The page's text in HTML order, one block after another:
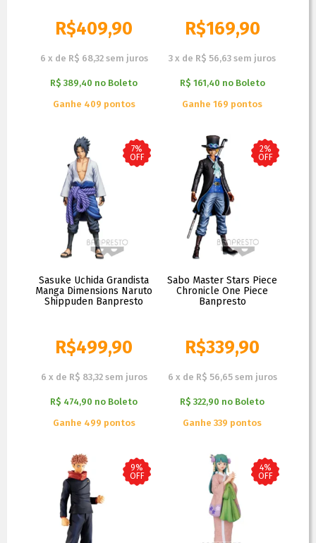
R$409,90
6 x de R$ 68,32 sem juros
R$ 389,40 no Boleto
Ganhe 409 pontos
R$169,90
3 x de R$ 56,63 sem juros
R$ 161,40 no Boleto
Ganhe 169 pontos
7%
OFF
Sasuke Uchida Grandista
Manga Dimensions Naruto
Shippuden Banpresto
R$499,90
6 x de R$ 83,32 sem juros
R$ 474,90 no Boleto
Ganhe 499 pontos
2%
OFF
Sabo Master Stars Piece
Chronicle One Piece
Banpresto
R$339,90
6 x de R$ 56,65 sem juros
R$ 322,90 no Boleto
Ganhe 339 pontos
9%
OFF
4%
OFF